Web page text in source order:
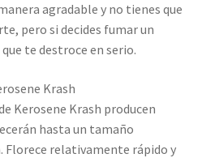
agradable y no tienes que
pero si decides fumar un
te destroce en serio.
Krash
Kerosene Krash producen
hasta un tamaño
Florece relativamente rápido y